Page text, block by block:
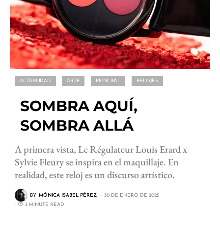
ACTUALIDAD ARTE PRINCIPAL RELOJES
SOMBRA AQUÍ,
SOMBRA ALLÁ
A primera vista, Le Régulateur Louis Erard x
Sylvie Fleury se inspira en el maquillaje. En
realidad, este reloj es un discurso artístico.
BY MÓNICA ISABEL PÉREZ
30 DE ENERO DE 2025
3 MINUTE READ